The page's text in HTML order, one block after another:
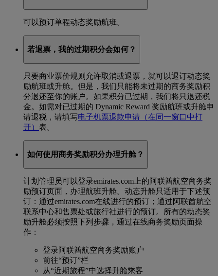
可以预订单程动态奖励航班。
若退票，我的过期积分会如何？
只要商业票价规则允许取消或退票，就可以退订动态奖
励航班或升舱。但是，我们只能将未过期的商务奖励积
分退还至你的账户。如果积分已过期，我们将只退还税
金。如需对已过期的 Dynamic Reward 奖励航班或升舱申
请退税，请填写电子机票退款申请 （在同一窗口中打
开） 表。
如何使用商务奖励积分办理升舱？
计划管理员可以登录emirates.com上的阿联酋航空商务奖
励预订页面，办理航班升舱。动态升舱只适用于下述预
订：通过emirates.com在线进行的预订；通过阿联酋航空
联系中心和售票处或旅行社进行的预订。所有的动态奖
励升舱必须按照下列步骤，通过在线商务奖励页面操
作：
登录阿联酋航空商务奖励账户
前往“预订”栏
从“近期旅程”中选择升舱乘客